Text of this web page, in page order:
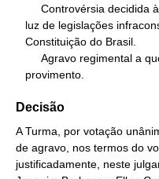
   provimento.
Decisão
A Turma, por votação
de agravo, nos termos do
justificadamente, neste